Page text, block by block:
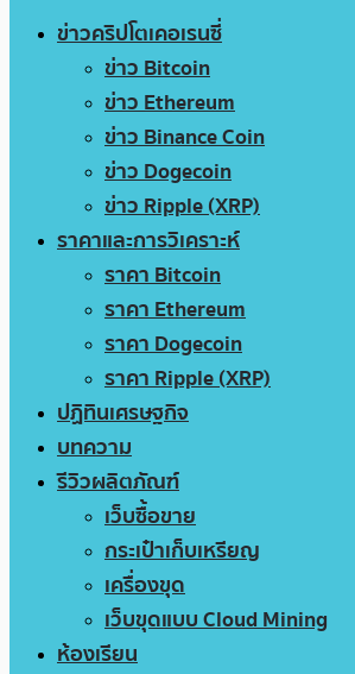
ข่าวคริปโตเคอเรนซี่
ข่าว Bitcoin
ข่าว Ethereum
ข่าว Binance Coin
ข่าว Dogecoin
ข่าว Ripple (XRP)
ราคาและการวิเคราะห์
ราคา Bitcoin
ราคา Ethereum
ราคา Dogecoin
ราคา Ripple (XRP)
ปฏิทินเศรษฐกิจ
บทความ
รีวิวผลิตภัณฑ์
เว็บซื้อขาย
กระเป๋าเก็บเหรียญ
เครื่องขุด
เว็บขุดแบบ Cloud Mining
ห้องเรียน